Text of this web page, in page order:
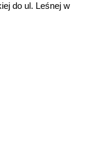
do ul. Leśnej w